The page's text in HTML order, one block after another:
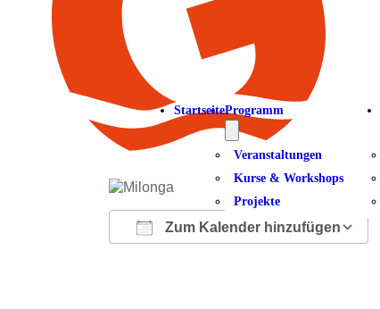
StartseiteProgramm
Veranstaltungen
Kurse & Workshops
Projekte
Zum Kalender hinzufügen